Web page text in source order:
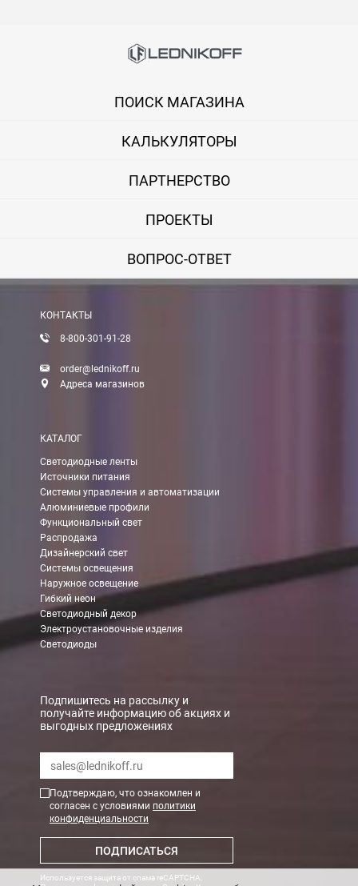
ПОИСК МАГАЗИНА
КАЛЬКУЛЯТОРЫ
ПАРТНЕРСТВО
ПРОЕКТЫ
ВОПРОС-ОТВЕТ
КОНТАКТЫ
8-800-301-91-28
order@lednikoff.ru
Адреса магазинов
КАТАЛОГ
Светодиодные ленты
Источники питания
Системы управления и автоматизации
Алюминиевые профили
Функциональный свет
Распродажа
Дизайнерский свет
Системы освещения
Наружное освещение
Гибкий неон
Светодиодный декор
Электроустановочные изделия
Светодиоды
Подпишитесь на рассылку и
получайте информацию об акциях и
выгодных предложениях
Подтверждаю, что ознакомлен и
согласен с условиями политики
конфиденциальности
ПОДПИСАТЬСЯ
Используется защита от спама reCAPTCHA,